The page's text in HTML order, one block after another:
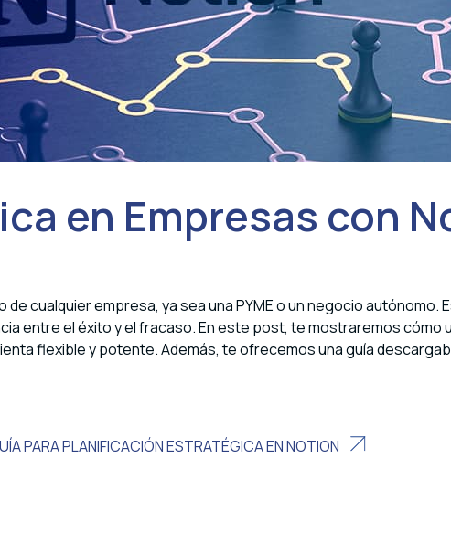
en Empresas con
cualquier empresa, ya sea una PYME o un negocio
entre el éxito y el fracaso. En este post, te mostraremos cómo
flexible y potente. Además, te ofrecemos una guía
PARA PLANIFICACIÓN ESTRATÉGICA EN NOTION